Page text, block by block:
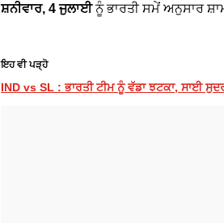
ਸ਼ਨੀਵਾਰ, 4 ਜੁਲਾਈਨੂੰ ਭਾਰਤੀ ਸਮੇਂ ਅਨੁਸਾਰ
ਇਹ ਵੀ ਪੜ੍ਹੋ
IND vs SL : ਭਾਰਤੀ ਟੀਮ ਨੂੰ ਵੱਡਾ ਝਟਕਾ, ਸਾਈ